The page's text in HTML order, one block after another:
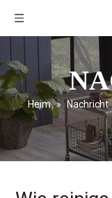
Heim » Nachricht